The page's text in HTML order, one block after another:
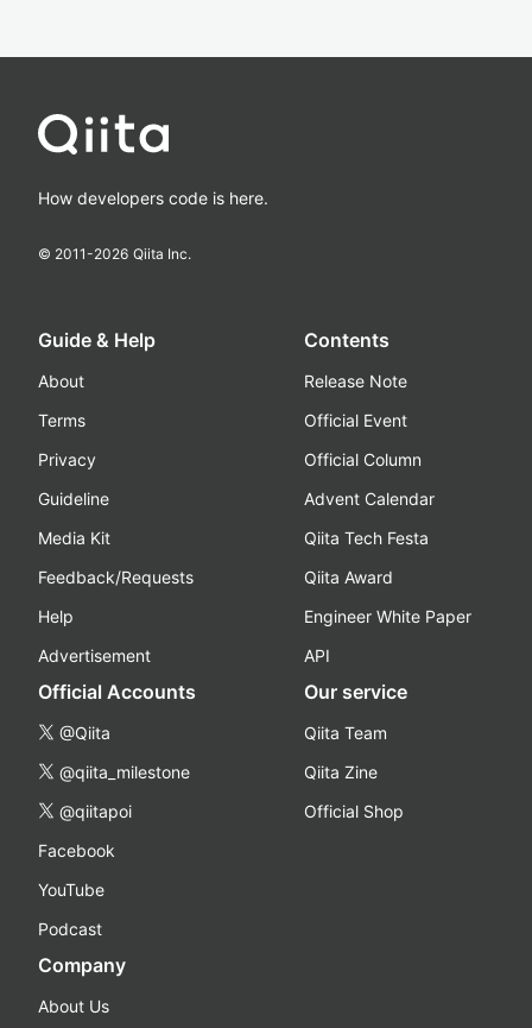
How developers code is here.
© 2011-2026 Qiita Inc.
Guide & Help
About
Terms
Privacy
Guideline
Media Kit
Feedback/Requests
Help
Advertisement
Contents
Release Note
Official Event
Official Column
Advent Calendar
Qiita Tech Festa
Qiita Award
Engineer White Paper
API
Official Accounts
@Qiita
@qiita_milestone
@qiitapoi
Facebook
YouTube
Podcast
Our service
Qiita Team
Qiita Zine
Official Shop
Company
About Us